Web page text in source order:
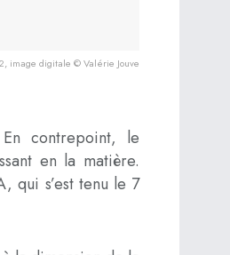
image digitale © Valérie Jouve
contrepoint, le
en la matière.
qui s’est tenu le 7